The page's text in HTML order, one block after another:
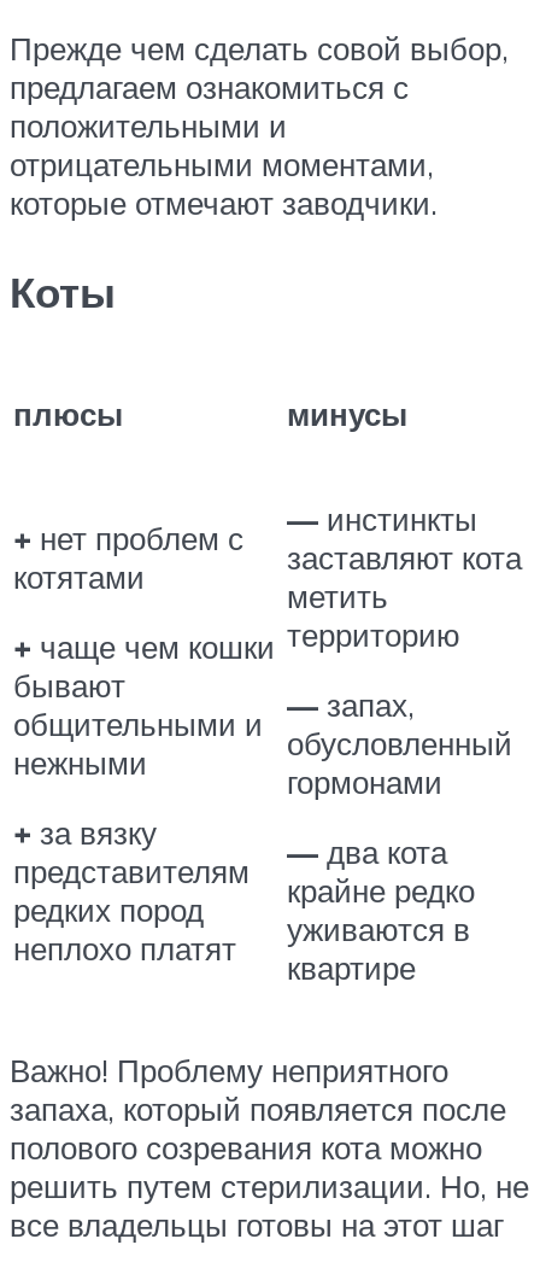
Прежде чем сделать совой выбор,
предлагаем ознакомиться с
положительными и
отрицательными моментами,
которые отмечают заводчики.
Коты
плюсы минусы
+ нет проблем с
котятами
+ чаще чем кошки
бывают
общительными и
нежными
+ за вязку
представителям
редких пород
неплохо платят
— инстинкты
заставляют кота
метить
территорию
— запах,
обусловленный
гормонами
— два кота
крайне редко
уживаются в
квартире
Важно! Проблему неприятного
запаха, который появляется после
полового созревания кота можно
решить путем стерилизации. Но, не
все владельцы готовы на этот шаг